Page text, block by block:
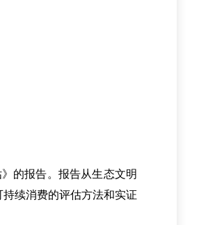
的报告。报告从生态文明
续消费的评估方法和实证